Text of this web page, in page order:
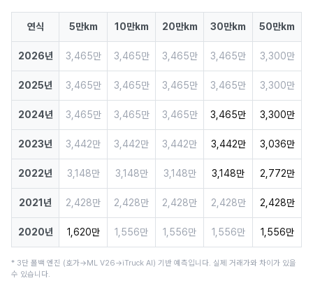
연식 5만km 10만km 20만km 30만km 50만km
2026년 3,465만 3,465만 3,465만 3,465만 3,300만
2025년 3,465만 3,465만 3,465만 3,465만 3,300만
2024년 3,465만 3,465만 3,465만 3,465만 3,300만
2023년 3,442만 3,442만 3,442만 3,442만 3,036만
2022년 3,148만 3,148만 3,148만 3,148만 2,772만
2021년 2,428만 2,428만 2,428만 2,428만 2,428만
2020년 1,620만 1,556만 1,556만 1,556만 1,556만
* 3단 폴백 엔진 (호가→ML V26→iTruck AI) 기반 예측입니다. 실제 거래가와 차이가 있을
수 있습니다.